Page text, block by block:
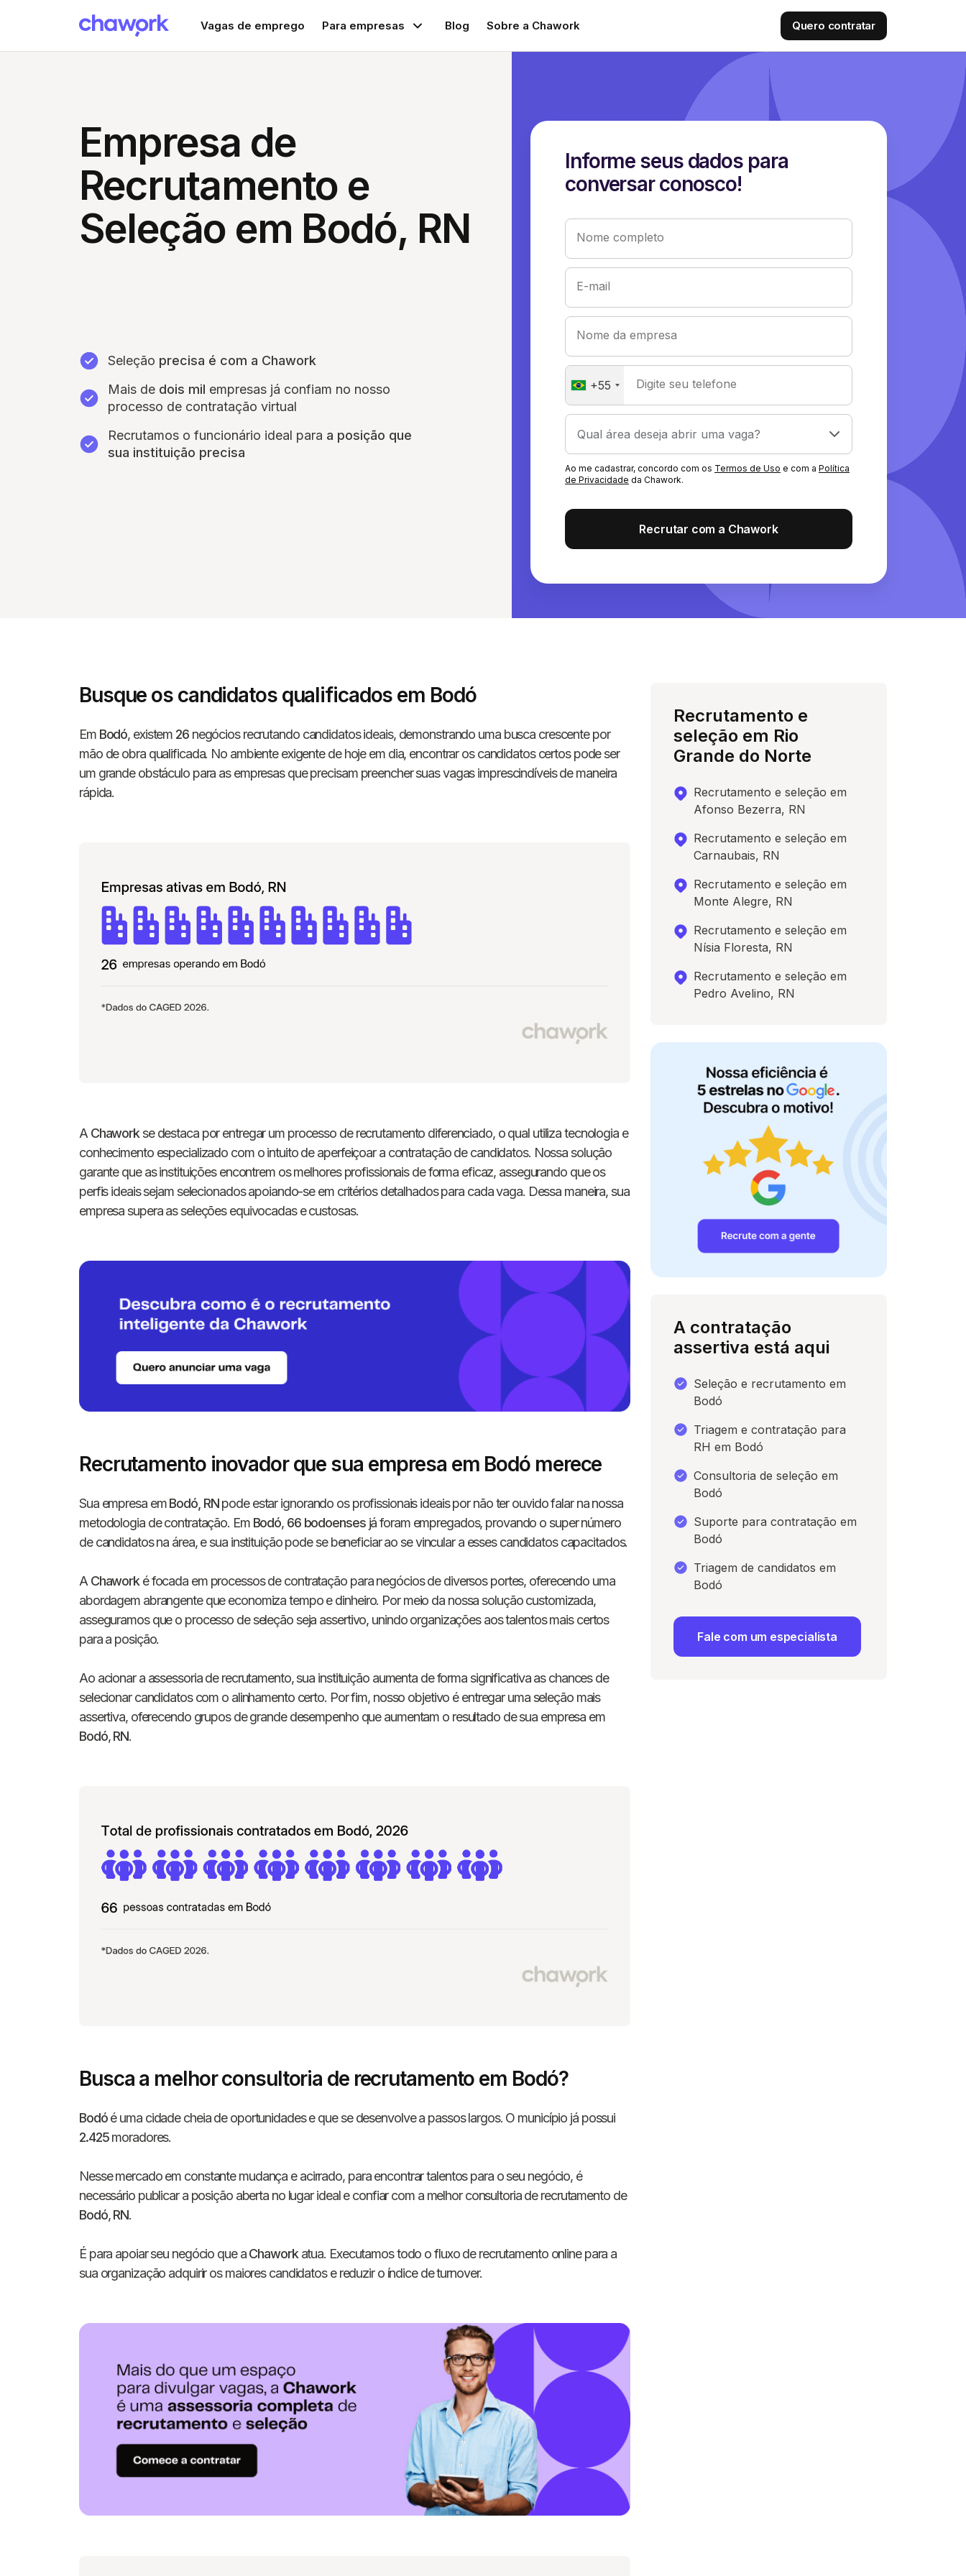
Vagas de emprego Para empresas Blog Sobre a Chawork Quero contratar
Empresa de
Recrutamento e
Seleção em Bodó, RN
Seleção precisa é com a Chawork
Mais de dois mil empresas já confiam no nosso
processo de contratação virtual
Recrutamos o funcionário ideal para a posição que
sua instituição precisa
Informe seus dados para
conversar conosco!
Nome completo
E-mail
Nome da empresa
+55 Digite seu telefone
Ao me cadastrar, concordo com os Termos de Uso e com a Política
de Privacidade da Chawork.
Recrutar com a Chawork
Busque os candidatos qualificados em Bodó
Em Bodó, existem 26negócios recrutando candidatos ideais, demonstrando uma busca crescente por
mão de obra qualificada. No ambiente exigente de hoje em dia, encontrar os candidatos certos pode ser
um grande obstáculo para as empresas que precisam preencher suas vagas imprescindíveis de maneira
rápida.
A Chaworkse destaca por entregar um processo de recrutamento diferenciado, o qual utiliza tecnologia e
conhecimento especializado com o intuito de aperfeiçoar a contratação de candidatos. Nossa solução
garante que as instituições encontrem os melhores profissionais de forma eficaz, assegurando que os
perfis ideais sejam selecionados apoiando-se em critérios detalhados para cada vaga. Dessa maneira, sua
empresa supera as seleções equivocadas e custosas.
Recrutamento inovador que sua empresa em Bodó merece
Sua empresa emBodó, RNpode estar ignorando os profissionais ideais por não ter ouvido falar na nossa
metodologia de contratação. Em Bodó, 66 bodoensesjá foram empregados, provando o super número
de candidatos na área, e sua instituição pode se beneficiar ao se vincular a esses candidatos capacitados.
A Chawork é focada em processos de contratação para negócios de diversos portes, oferecendo uma
abordagem abrangente que economiza tempo e dinheiro. Por meio da nossa solução customizada,
asseguramos que o processo de seleção seja assertivo, unindo organizações aos talentos mais certos
para a posição.
Ao acionar a assessoria de recrutamento, sua instituição aumenta de forma significativa as chances de
selecionar candidatos com o alinhamento certo. Por fim, nosso objetivo é entregar uma seleção mais
assertiva, oferecendo grupos de grande desempenho que aumentam o resultado de sua empresa em
Bodó,RN.
Busca a melhor consultoria de recrutamento em Bodó?
Bodóé uma cidade cheia de oportunidades e que se desenvolve a passos largos. O município já possui
2.425moradores.
Nesse mercado em constante mudança e acirrado, para encontrar talentos para o seu negócio, é
necessário publicar a posição aberta no lugar ideal e confiar com a melhor consultoria de recrutamento de
Bodó,RN.
É para apoiar seu negócio que aChaworkatua. Executamos todo o fluxo de recrutamento online para a
sua organização adquirir os maiores candidatos e reduzir o índice de turnover.
Recrutamento e
seleção em Rio
Grande do Norte
Recrutamento e seleção em
Afonso Bezerra, RN
Recrutamento e seleção em
Carnaubais, RN
Recrutamento e seleção em
Monte Alegre, RN
Recrutamento e seleção em
Nísia Floresta, RN
Recrutamento e seleção em
Pedro Avelino, RN
A contratação
assertiva está aqui
Seleção e recrutamento em
Bodó
Triagem e contratação para
RH em Bodó
Consultoria de seleção em
Bodó
Suporte para contratação em
Bodó
Triagem de candidatos em
Bodó
Fale com um especialista
Informe seus dados para conversar
conosco!
E-mail
+55 Digite seu telefone